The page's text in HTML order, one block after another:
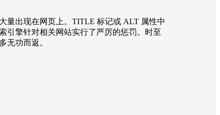
出现在网页上。TITLE 标记或 ALT 属性中
引擎针对相关网站实行了严厉的惩罚。时至
无功而返。